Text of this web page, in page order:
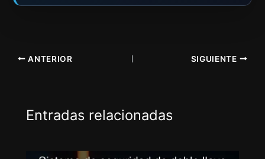
ANTERIOR SIGUIENTE
Entradas relacionadas